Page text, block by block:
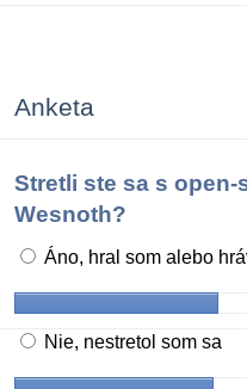
Anketa
Stretli ste sa s
Wesnoth?
Áno, hral som alebo
Nie, nestretol som sa